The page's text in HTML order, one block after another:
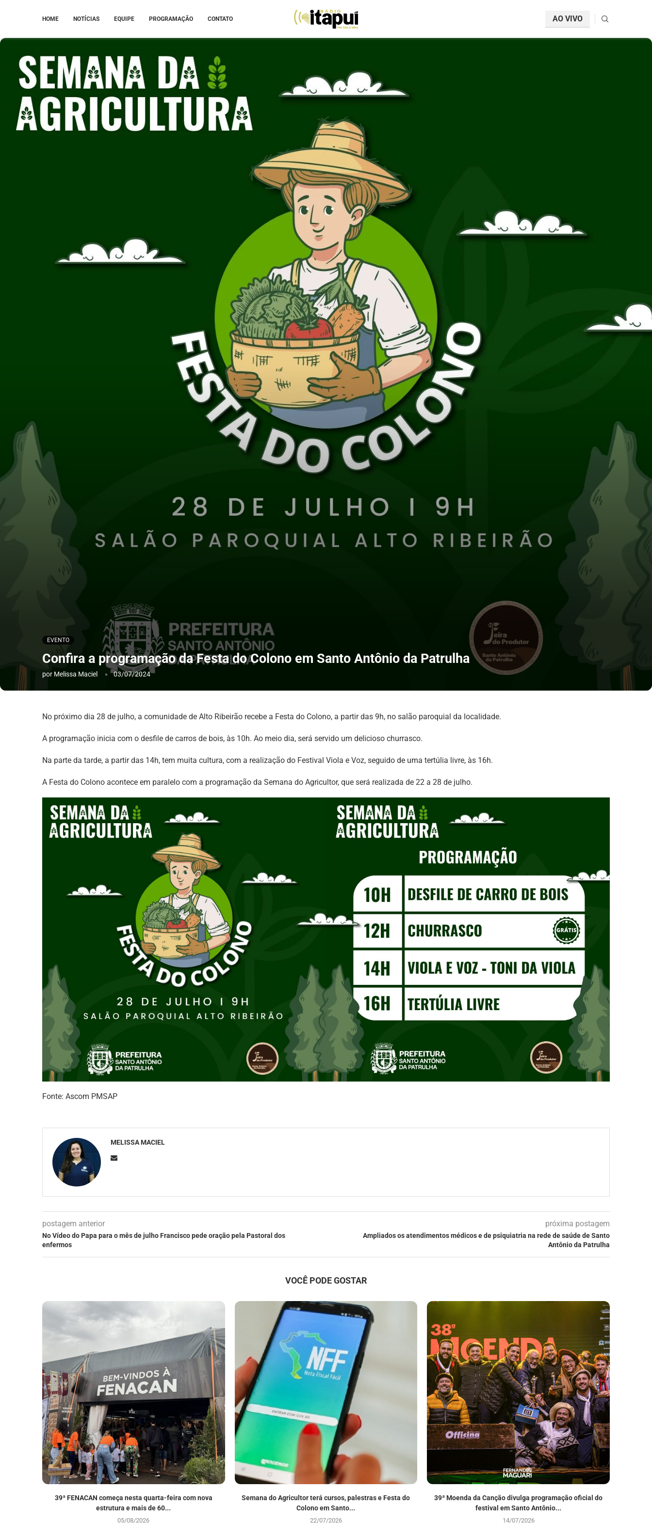
HOME NOTÍCIAS EQUIPE PROGRAMAÇÃO CONTATO AO VIVO
EVENTO
Confira a programação da Festa do Colono em Santo Antônio da Patrulha
por Melissa Maciel 03/07/2024
No próximo dia 28 de julho, a comunidade de Alto Ribeirão recebe a Festa do Colono, a partir das 9h, no salão paroquial da localidade.
A programação inicia com o desfile de carros de bois, às 10h. Ao meio dia, será servido um delicioso churrasco.
Na parte da tarde, a partir das 14h, tem muita cultura, com a realização do Festival Viola e Voz, seguido de uma tertúlia livre, às 16h.
A Festa do Colono acontece em paralelo com a programação da Semana do Agricultor, que será realizada de 22 a 28 de julho.
Fonte: Ascom PMSAP
MELISSA MACIEL
postagem anterior
No Vídeo do Papa para o mês de julho Francisco pede oração pela Pastoral dos
enfermos
próxima postagem
Ampliados os atendimentos médicos e de psiquiatria na rede de saúde de Santo
Antônio da Patrulha
VOCÊ PODE GOSTAR
39ª FENACAN começa nesta quarta-feira com nova
estrutura e mais de 60...
05/08/2026
Semana do Agricultor terá cursos, palestras e Festa do
Colono em Santo...
22/07/2026
39ª Moenda da Canção divulga programação oficial do
festival em Santo Antônio...
14/07/2026